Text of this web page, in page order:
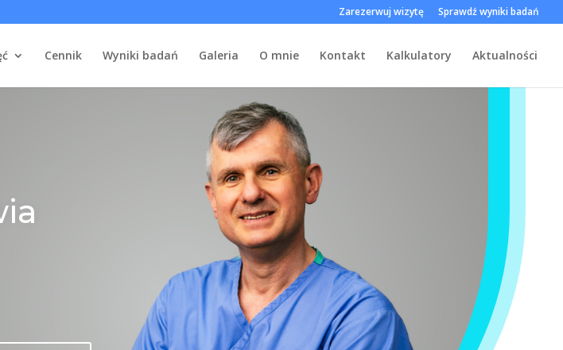
Zarezerwuj wizytę Sprawdź wyniki badań
Cennik Wyniki badań Galeria O mnie Kontakt Kalkulatory Aktualności